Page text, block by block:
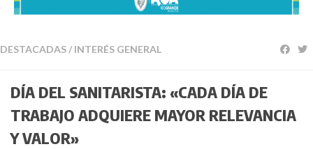
DESTACADAS/ INTERÉS GENERAL
DÍA DEL SANITARISTA: «CADA DÍA DE
TRABAJO ADQUIERE MAYOR RELEVANCIA
Y VALOR»